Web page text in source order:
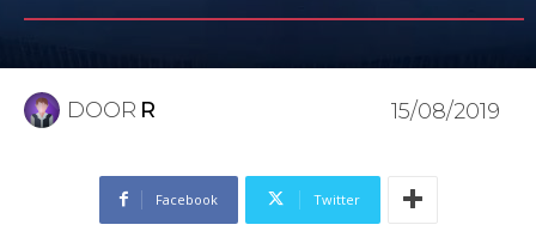
DOOR R 15/08/2019
Facebook Twitter